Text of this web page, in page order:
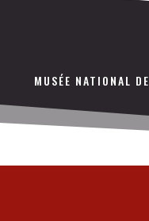
MUSÉE NATIONAL